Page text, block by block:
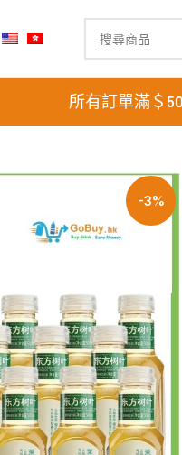
所有訂單滿＄
-3%